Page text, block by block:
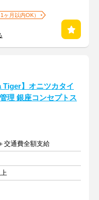
ヶ月以内OK）
Tiger】オニツカタイ
理 銀座コンセプトス
交通費全額支給